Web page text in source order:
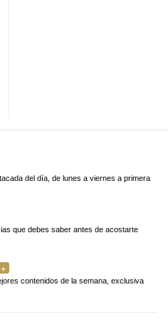
del día, de lunes a viernes a primera
que debes saber antes de acostarte
contenidos de la semana, exclusiva